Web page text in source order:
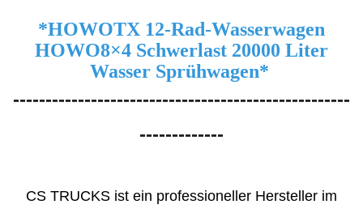
*HOWOTX 12-Rad-Wasserwagen
HOWO8×4 Schwerlast 20000 Liter
WasserSprühwagen*
----------------------------------------------------
-------------
CS TRUCKS ist ein professioneller Hersteller im